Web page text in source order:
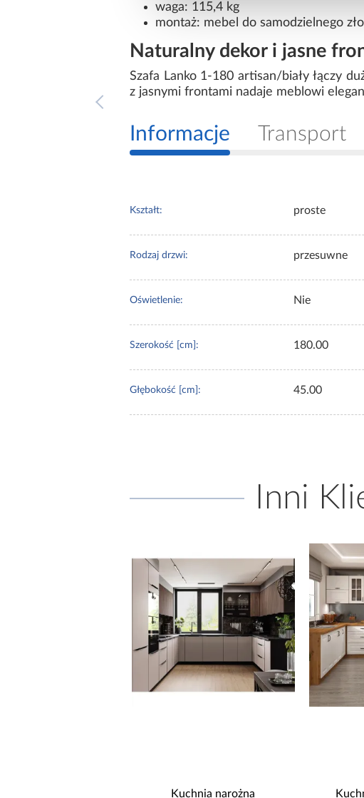
waga: 115,4 kg
montaż: mebel do samodzielnego
Naturalny dekor i jasne
Szafa Lanko 1-180 artisan/biały łączy
z jasnymi frontami nadaje meblowi
Informacje Transport
Kształt: proste
Rodzaj drzwi: przesuwne
Oświetlenie: Nie
Szerokość [cm]: 180.00
Głębokość [cm]: 45.00
Inni
Kuchnia narożna Stilo